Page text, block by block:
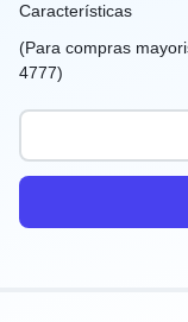
Características
(Para compras
4777)